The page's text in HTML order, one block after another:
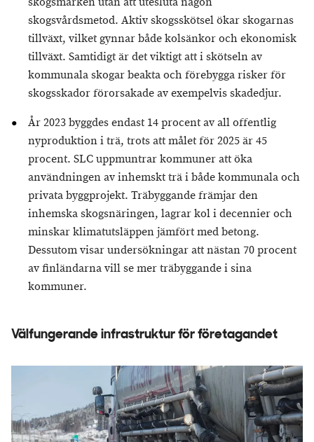
skogsvårdsmetod. Aktiv skogsskötsel ökar skogarnas
tillväxt, vilket gynnar både kolsänkor och ekonomisk
tillväxt. Samtidigt är det viktigt att i skötseln av
kommunala skogar beakta och förebygga risker för
skogsskador förorsakade av exempelvis skadedjur.
År 2023 byggdes endast 14 procent av all offentlig
nyproduktion i trä, trots att målet för 2025 är 45
procent. SLC uppmuntrar kommuner att öka
användningen av inhemskt trä i både kommunala och
privata byggprojekt. Träbyggande främjar den
inhemska skogsnäringen, lagrar kol i decennier och
minskar klimatutsläppen jämfört med betong.
Dessutom visar undersökningar att nästan 70 procent
av finländarna vill se mer träbyggande i sina
kommuner.
Välfungerande infrastruktur för företagandet